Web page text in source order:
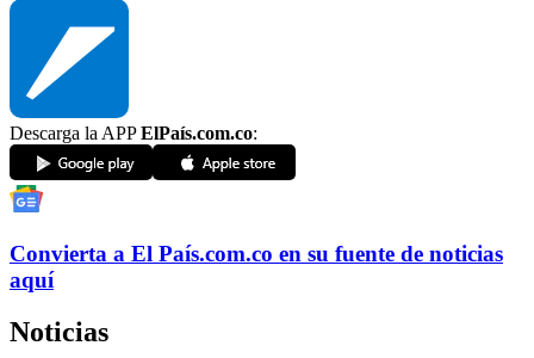
Descarga la APPElPaís.com.co:
Convierta a El País.com.co en su fuente de noticias
aquí
Noticias